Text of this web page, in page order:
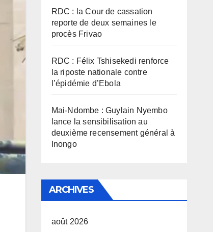
RDC : la Cour de cassation
reporte de deux semaines le
procès Frivao
RDC : Félix Tshisekedi renforce
la riposte nationale contre
l’épidémie d’Ebola
Mai-Ndombe : Guylain Nyembo
lance la sensibilisation au
deuxième recensement général à
Inongo
ARCHIVES
août 2026